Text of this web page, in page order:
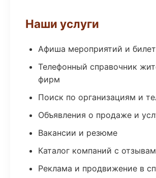
Наши услуги
Афиша мероприятий и
Телефонный справочник
фирм
Поиск по организациям и
Объявления о продаже и
Вакансии и резюме
Каталог компаний с
Реклама и продвижение в